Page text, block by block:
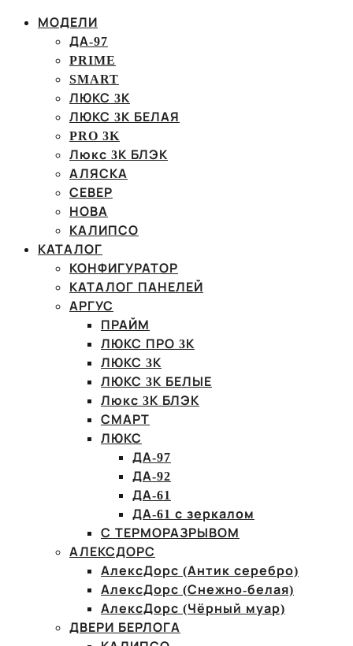
МОДЕЛИ
ДА-97
PRIME
SMART
ЛЮКС 3К
ЛЮКС 3К БЕЛАЯ
PRO 3K
Люкс 3К БЛЭК
АЛЯСКА
СЕВЕР
НОВА
КАЛИПСО
КАТАЛОГ
КОНФИГУРАТОР
КАТАЛОГ ПАНЕЛЕЙ
АРГУС
ПРАЙМ
ЛЮКС ПРО 3К
ЛЮКС 3К
ЛЮКС 3К БЕЛЫЕ
Люкс 3К БЛЭК
СМАРТ
ЛЮКС
ДА-97
ДА-92
ДА-61
ДА-61 с зеркалом
С ТЕРМОРАЗРЫВОМ
АЛЕКСДОРС
АлексДорс (Антик серебро)
АлексДорс (Снежно-белая)
АлексДорс (Чёрный муар)
ДВЕРИ БЕРЛОГА